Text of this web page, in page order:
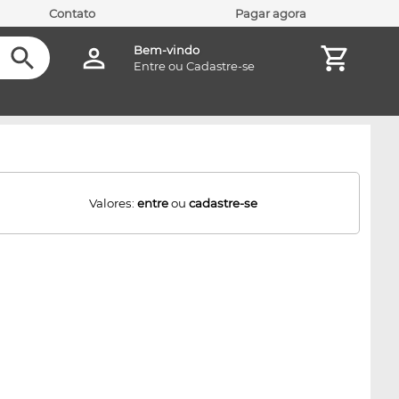
Contato Pagar agora
Bem-vindo
Entreou Cadastre-se
Valores:entreoucadastre-se